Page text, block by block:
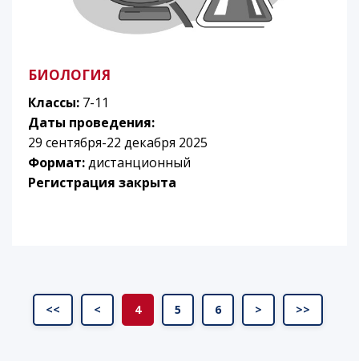
БИОЛОГИЯ
Классы: 7-11
Даты проведения:
29 сентября-22 декабря 2025
Формат:дистанционный
Регистрация закрыта
<< < 4 5 6 > >>